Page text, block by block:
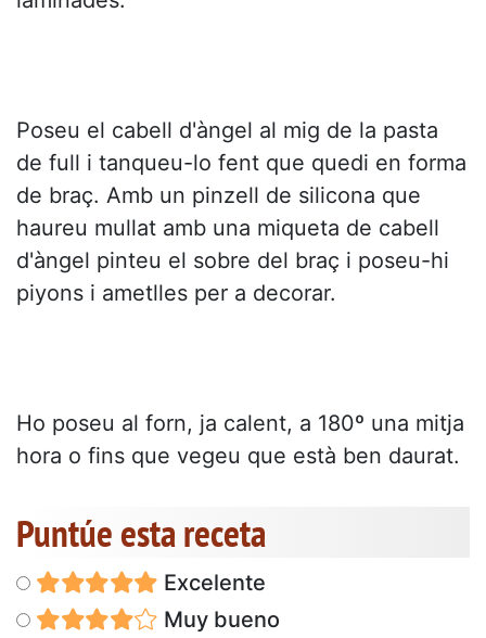
Poseu el cabell d'àngel al mig de la pasta
de full i tanqueu-lo fent que quedi en forma
de braç. Amb un pinzell de silicona que
haureu mullat amb una miqueta de cabell
d'àngel pinteu el sobre del braç i poseu-hi
piyons i ametlles per a decorar.
Ho poseu al forn, ja calent, a 180º una mitja
hora o fins que vegeu que està ben daurat.
Puntúe esta receta
Excelente
Muy bueno